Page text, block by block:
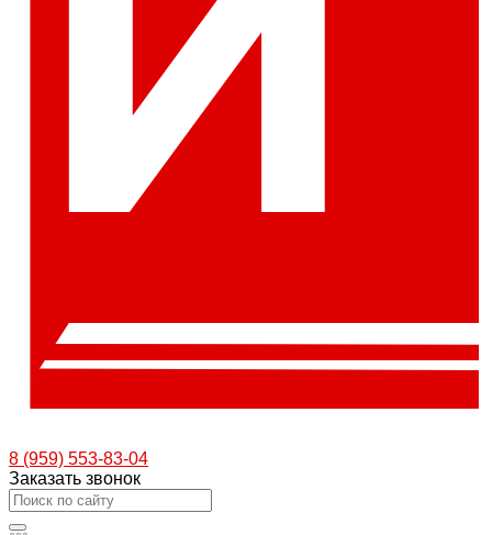
8 (959) 553-83-04
Заказать звонок